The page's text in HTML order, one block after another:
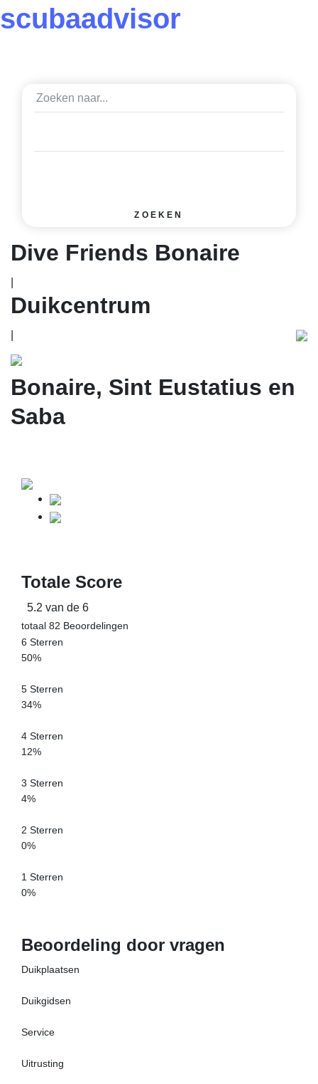
scubaadvisor
ZOEKEN
Dive Friends Bonaire
Duikcentrum
Bonaire, Sint Eustatius en
Saba
Totale Score
5.2 van de 6
totaal 82 Beoordelingen
6 Sterren
50%
5 Sterren
34%
4 Sterren
12%
3 Sterren
4%
2 Sterren
0%
1 Sterren
0%
Beoordeling door vragen
Duikplaatsen
Duikgidsen
Service
Uitrusting